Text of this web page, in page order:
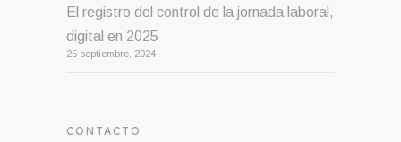
El registro del control de la jornada laboral,
digital en 2025
25 septiembre, 2024
CONTACTO